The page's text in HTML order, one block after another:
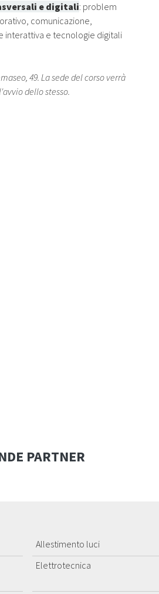
e digitali: problem
comunicazione,
interattiva e tecnologie digitali
49. La sede del corso verrà
dello stesso.
PARTNER
Allestimento luci
Elettrotecnica